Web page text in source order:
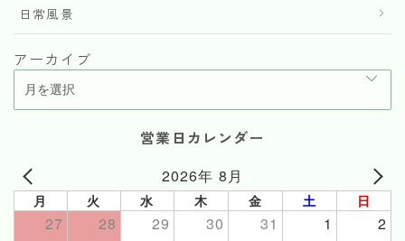
日常風景
アーカイブ
営業日カレンダー
2026年 8月
月 火 水 木 金 土 日
27 28 29 30 31 1 2